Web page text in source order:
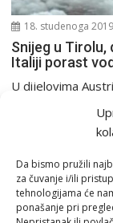
Da bismo pružili
za čuvanje i/ili
tehnologijama će
ponašanje pri
18. studenoga
Snijeg u Tirolu,
Italiji porast
U dijelovima
nekoliko dana